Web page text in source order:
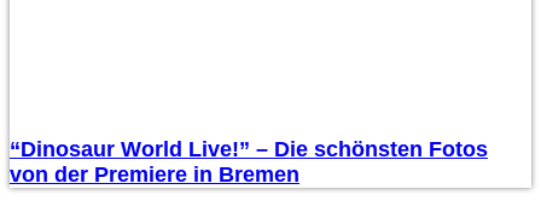
“Dinosaur World Live!” – Die schönsten Fotos
von der Premiere in Bremen